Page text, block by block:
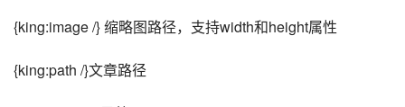
{king:image /} 缩略图路径，支持width和height属性
{king:path /}文章路径